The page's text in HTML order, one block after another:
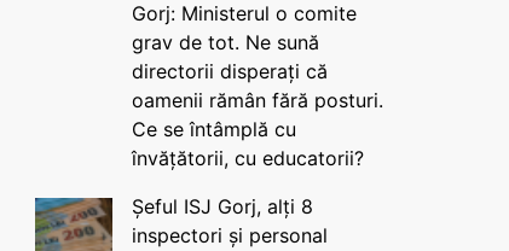
Gorj: Ministerul o comite
grav de tot. Ne sună
directorii disperați că
oamenii rămân fără posturi.
Ce se întâmplă cu
învățătorii, cu educatorii?
Șeful ISJ Gorj, alți 8
inspectori și personal